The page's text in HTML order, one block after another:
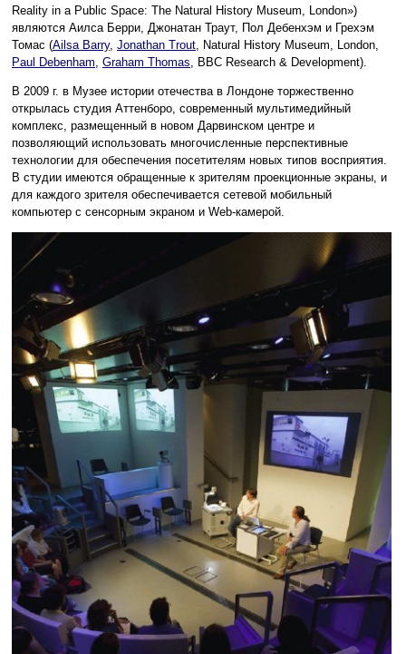
Reality in a Public Space: The Natural History Museum, London»)
являются Аилса Берри, Джонатан Траут, Пол Дебенхэм и Грехэм
Томас (Ailsa Barry, Jonathan Trout , Natural History Museum, London,
Paul Debenham Graham Thomas , BBC Research & Development).
В 2009 г. в Музее истории отечества в Лондоне торжественно
открылась студия Аттенборо, современный мультимедийный
комплекс, размещенный в новом Дарвинском центре и
позволяющий использовать многочисленные перспективные
технологии для обеспечения посетителям новых типов восприятия.
В студии имеются обращенные к зрителям проекционные экраны, и
для каждого зрителя обеспечивается сетевой мобильный
компьютер с сенсорным экраном и Web-камерой.